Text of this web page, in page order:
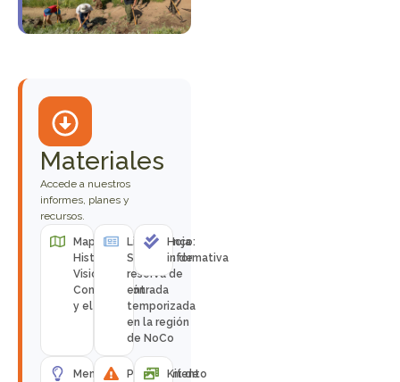
Materiales
Accede a nuestros
informes, planes y
recursos.
Mapa de la
Historia:
Visión de la
Conservación
y el Ocio
Libro Blanco:
Sistemas de
reserva de
entrada
temporizada
en la región
de NoCo
Hoja
informativa
MemorándumPlanteamiento
Kit de